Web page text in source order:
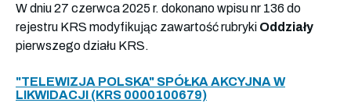
W dniu 27 czerwca 2025 r. dokonano wpisu nr 136 do
rejestru KRS modyfikując zawartość rubryki Oddziały
pierwszego działu KRS.
"TELEWIZJA POLSKA" SPÓŁKA AKCYJNA W
LIKWIDACJI (KRS 0000100679)